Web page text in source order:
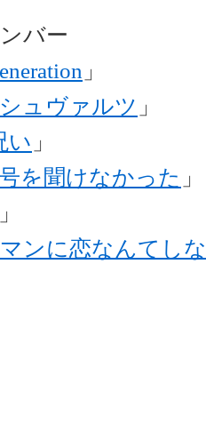
バー
」
ュヴァルツ 」
い 」
を聞けなかった 」
」
ンに恋なんてし